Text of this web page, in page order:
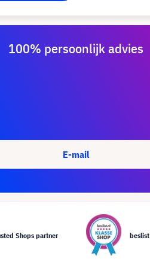
100% persoonlijk advies
E-mail
Shops partner beslist